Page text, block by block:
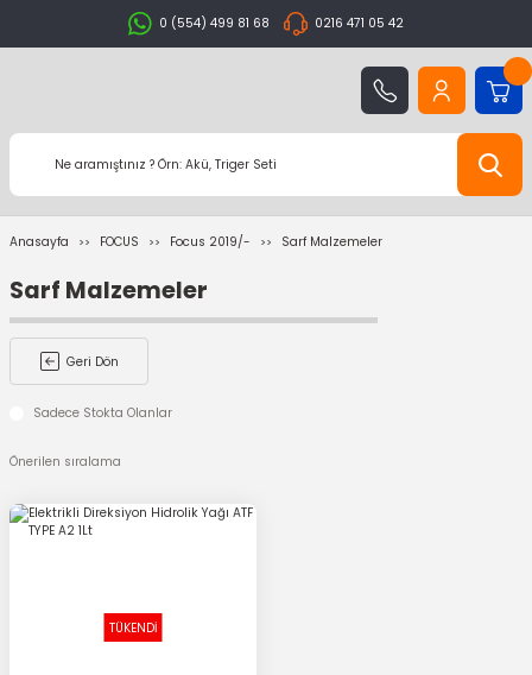
0 (554) 499 81 68 0216 471 05 42
Anasayfa FOCUS Focus 2019/- Sarf Malzemeler
Sarf Malzemeler
Geri Dön
Sadece Stokta Olanlar
TÜKENDİ